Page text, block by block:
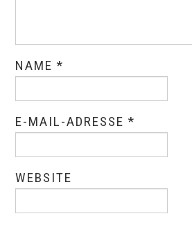
NAME*
E-MAIL-ADRESSE*
WEBSITE